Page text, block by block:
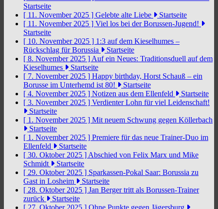
Startseite
[ 11. November 2025 ] Gelebte alte Liebe
Startseite
[ 11. November 2025 ] Viel los bei der Borussen-Jugend!
Startseite
[ 10. November 2025 ] 1:3 auf dem Kieselhumes –
Rückschlag für Borussia
Startseite
[ 8. November 2025 ] Auf ein Neues: Traditionsduell auf dem
Kieselhumes
Startseite
[ 7. November 2025 ] Happy birthday, Horst Schauß – ein
Borusse im Unterhemd ist 80!
Startseite
[ 4. November 2025 ] Notizen aus dem Ellenfeld
Startseite
[ 3. November 2025 ] Verdienter Lohn für viel Leidenschaft!
Startseite
[ 1. November 2025 ] Mit neuem Schwung gegen Köllerbach
Startseite
[ 1. November 2025 ] Premiere für das neue Trainer-Duo im
Ellenfeld
Startseite
[ 30. Oktober 2025 ] Abschied von Felix Marx und Mike
Schmidt
Startseite
[ 29. Oktober 2025 ] Sparkassen-Pokal Saar: Borussia zu
Gast in Losheim
Startseite
[ 28. Oktober 2025 ] Jan Berger tritt als Borussen-Trainer
zurück
Startseite
[ 27. Oktober 2025 ] Ohne Punkte gegen Jägersburg